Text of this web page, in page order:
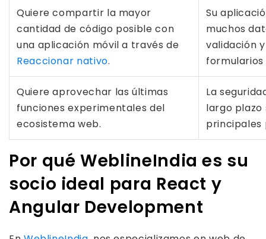
Quiere compartir la mayor
cantidad de código posible con
una aplicación móvil a través de
Reaccionar nativo.
Su
muchos
validación
Quiere aprovechar las últimas
funciones experimentales del
ecosistema web.
La
largo plazo
principales
Por qué WeblineIndia es su
socio ideal para React y
Angular Development